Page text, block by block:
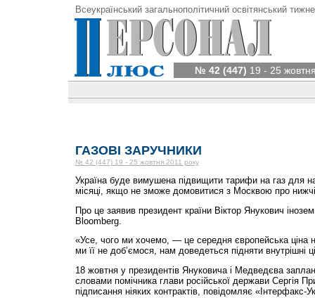
Всеукраїнський загальнополітичний освітянський
№ 42 (447) 19 - 25
ГАЗОВІ ЗАРУЧНИКИ
№ 42 (447) 19 - 25 жовтня 2011 року
Україна буде вимушена підвищити тарифи на газ для
місяці, якщо не зможе домовитися з Москвою про
Про це заявив президент країни Віктор Янукович
Bloomberg.
«Усе, чого ми хочемо, — це середня європейська ціна
ми її не доб’ємося, нам доведеться підняти внутрішні
18 жовтня у президентів Януковича і Медведєва
словами помічника глави російської держави Сергія
підписання ніяких контрактів, повідомляє «Інтерфакс-